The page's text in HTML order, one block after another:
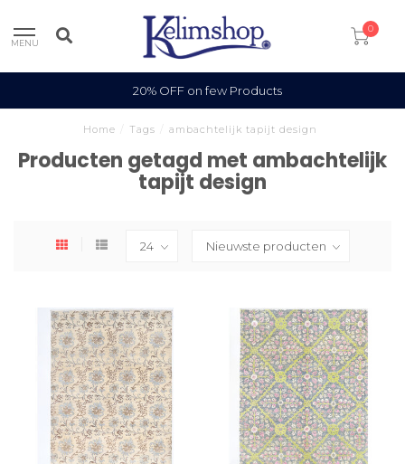
MENU
0
20% OFF on few Products
Home Tags ambachtelijk tapijt design
Producten getagd met ambachtelijk
tapijt design